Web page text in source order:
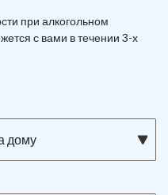
при алкогольном
с вами в течении 3-х
дому